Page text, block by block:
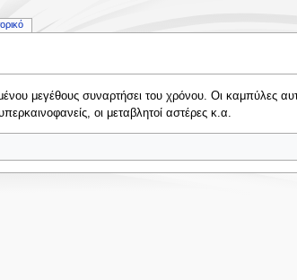
μεγέθους συναρτήσει του χρόνου. Οι καμπύλες
οι μεταβλητοί αστέρες κ.α.